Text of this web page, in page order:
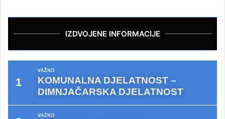
IZDVOJENE INFORMACIJE
VAŽNO
KOMUNALNA DJELATNOST –
DIMNJAČARSKA DJELATNOST
VAŽNO